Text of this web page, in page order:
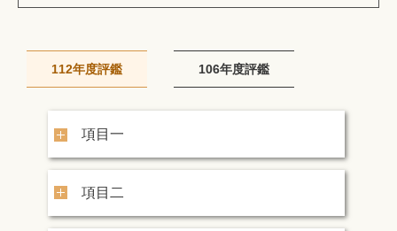
112年度評鑑 106年度評鑑
項目一
項目二